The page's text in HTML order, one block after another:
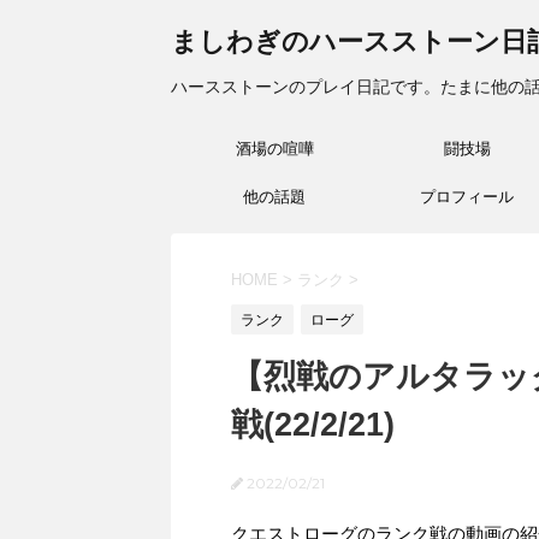
ましわぎのハースストーン日
ハースストーンのプレイ日記です。たまに他の
酒場の喧嘩 闘技場
他の話題 プロフィール
HOME > ランク >
ランク ローグ
【烈戦のアルタラ
戦(22/2/21)
2022/02/21
クエストローグのランク戦の動画の